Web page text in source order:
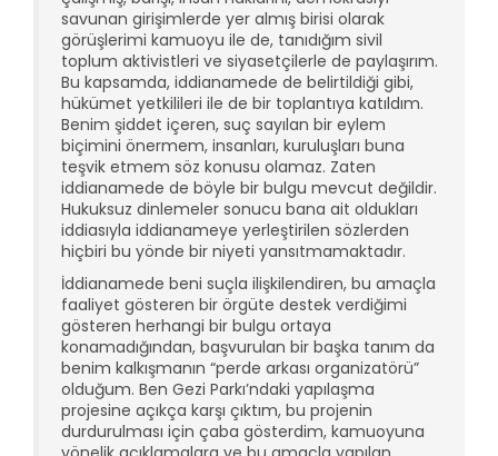
savunan girişimlerde yer almış birisi olarak
görüşlerimi kamuoyu ile de, tanıdığım sivil
toplum aktivistleri ve siyasetçilerle de paylaşırım.
Bu kapsamda, iddianamede de belirtildiği gibi,
hükümet yetkilileri ile de bir toplantıya katıldım.
Benim şiddet içeren, suç sayılan bir eylem
biçimini önermem, insanları, kuruluşları buna
teşvik etmem söz konusu olamaz. Zaten
iddianamede de böyle bir bulgu mevcut değildir.
Hukuksuz dinlemeler sonucu bana ait oldukları
iddiasıyla iddianameye yerleştirilen sözlerden
hiçbiri bu yönde bir niyeti yansıtmamaktadır.
İddianamede beni suçla ilişkilendiren, bu amaçla
faaliyet gösteren bir örgüte destek verdiğimi
gösteren herhangi bir bulgu ortaya
konamadığından, başvurulan bir başka tanım da
benim kalkışmanın “perde arkası organizatörü”
olduğum. Ben Gezi Parkı’ndaki yapılaşma
projesine açıkça karşı çıktım, bu projenin
durdurulması için çaba gösterdim, kamuoyuna